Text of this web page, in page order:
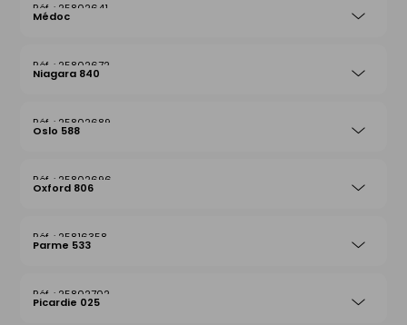
25802641
Médoc
25802672
Niagara 840
25802689
Oslo 588
25802696
Oxford 806
25816358
Parme 533
25802702
Picardie 025